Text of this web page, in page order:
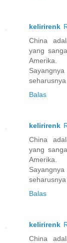
kelirirenk
China
yang
Amerika.
seharusnya
Balas
kelirirenk
China
yang
Amerika.
seharusnya
Balas
kelirirenk
China